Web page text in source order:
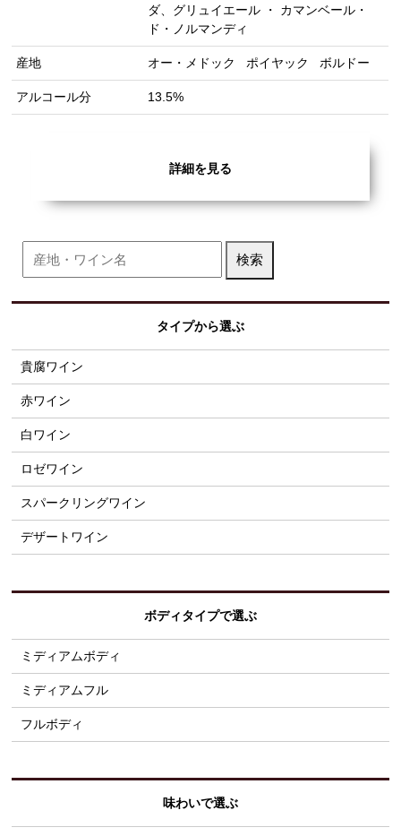
ダ、グリュイエール ・ カマンベール・
ド・ノルマンディ
産地 オー・メドック ポイヤック ボルドー
アルコール分 13.5%
詳細を見る
タイプから選ぶ
貴腐ワイン
赤ワイン
白ワイン
ロゼワイン
スパークリングワイン
デザートワイン
ボディタイプで選ぶ
ミディアムボディ
ミディアムフル
フルボディ
味わいで選ぶ